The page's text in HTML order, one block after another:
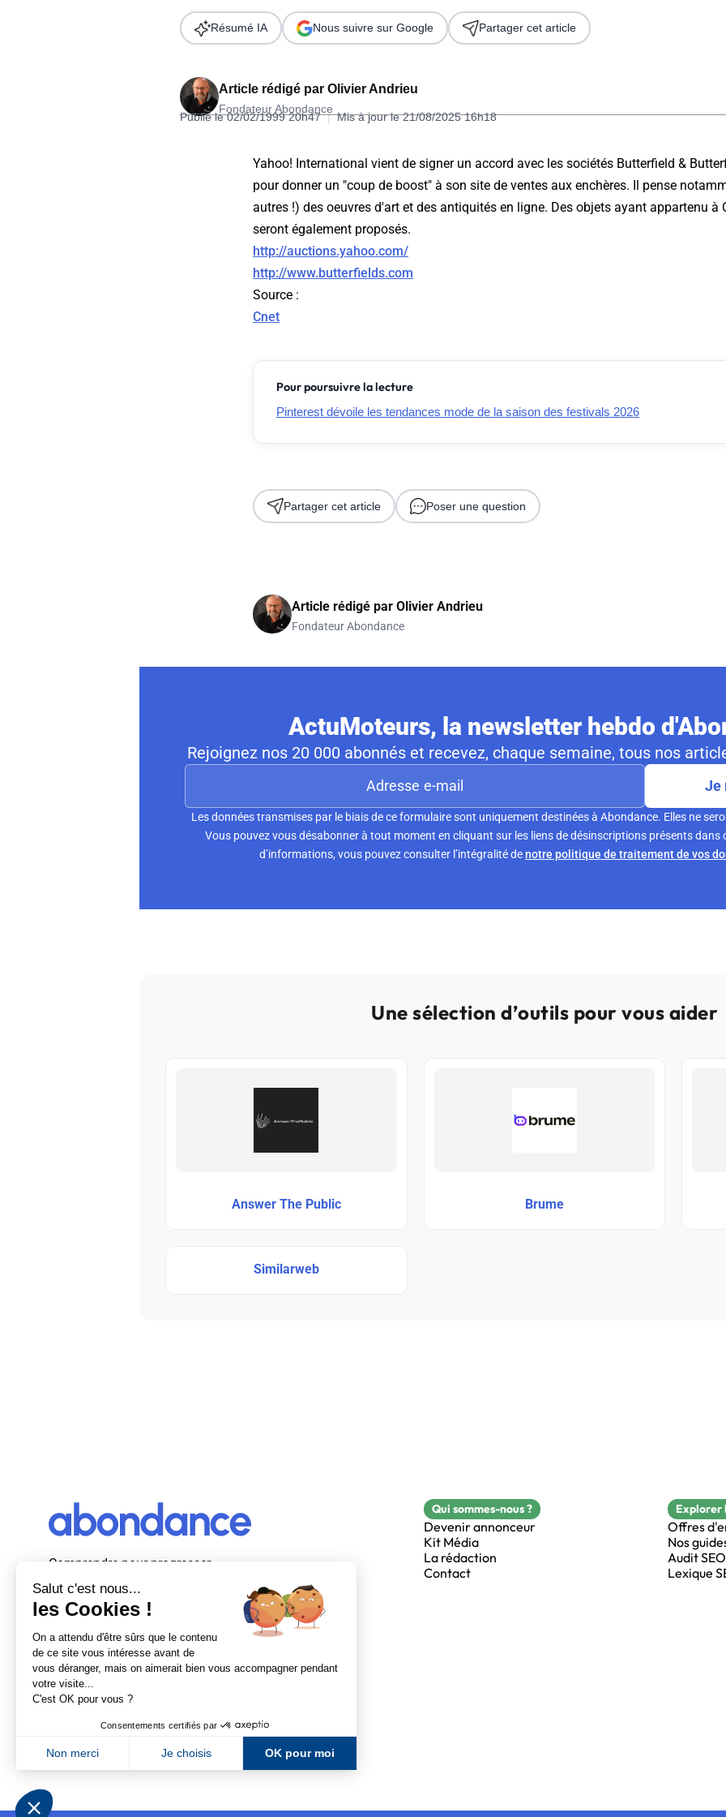
Télécharger l'Ebook
Formation SEO & GEO - Edition 2026
Article rédigé par Olivier Andrieu
Fondateur Abondance
Publié le 02/02/1999 20h47 | Mis à jour le 21/08/2025 16h18
Résumé IA Nous suivre sur Google Partager cet article
Yahoo! International vient de signer un accord avec les sociétés Butterfield &
pour donner un "coup de boost" à son site de ventes aux enchères. Il pense
autres !) des oeuvres d'art et des antiquités en ligne. Des objets ayant appartenu à
seront également proposés.
http://auctions.yahoo.com/
http://www.butterfields.com
Source :
Cnet
Pour poursuivre la lecture
Pinterest dévoile les tendances mode de la saison des festivals 2026
Partager cet article Poser une question
Article rédigé par Olivier Andrieu
Fondateur Abondance
ActuMoteurs, la newsletter hebdo
Rejoignez nos 20 000 abonnés et recevez, chaque semaine, tous nos
Je
Les données transmises par le biais de ce formulaire sont uniquement destinées à Abondance. Elles ne
Vous pouvez vous désabonner à tout moment en cliquant sur les liens de désinscriptions présents dans
d’informations, vous pouvez consulter l’intégralité denotre politique de traitement de vos
Une sélection d’outils pour vous aider
Answer The Public Brume
Similarweb
Comprendre pour progresser
Abondance, le premier média d’actualité
autour du SEO et des moteurs de recherche
en France.
Qui sommes-nous ?
Devenir annonceur
Kit Média
La rédaction
Contact
Explorer
Offres
Nos
Audit SEO
Lexique